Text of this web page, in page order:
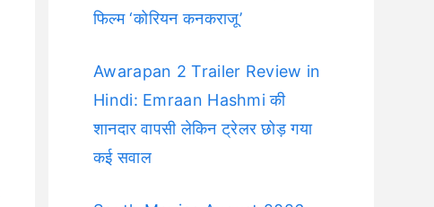
फिल्म ‘कोरियन कनकराजू’
Awarapan 2 Trailer Review in
Hindi: Emraan Hashmi की
शानदार वापसी लेकिन ट्रेलर छोड़ गया
कई सवाल